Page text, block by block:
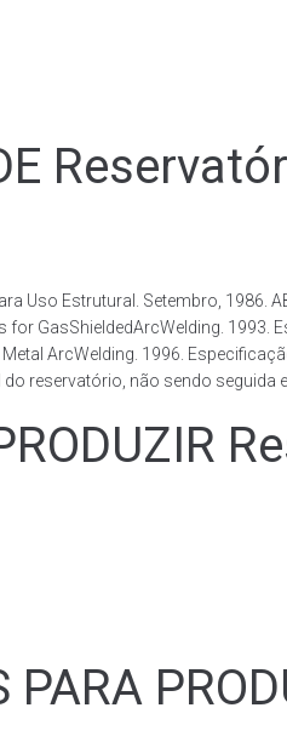
Uso Estrutural. Setembro, 1986.
GasShieldedArcWelding. 1993.
ArcWelding. 1996.
reservatório, não sendo seguida